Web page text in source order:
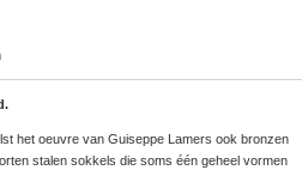
het oeuvre van Guiseppe Lamers ook bronzen
stalen sokkels die soms één geheel vormen